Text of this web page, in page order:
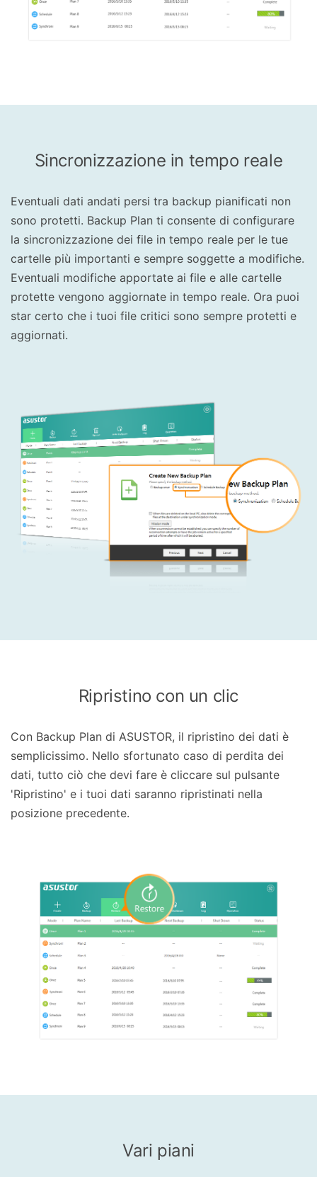
Sincronizzazione in tempo reale
Eventuali dati andati persi tra backup pianificati non
sono protetti. Backup Plan ti consente di configurare
la sincronizzazione dei file in tempo reale per le tue
cartelle più importanti e sempre soggette a modifiche.
Eventuali modifiche apportate ai file e alle cartelle
protette vengono aggiornate in tempo reale. Ora puoi
star certo che i tuoi file critici sono sempre protetti e
aggiornati.
Ripristino con un clic
Con Backup Plan di ASUSTOR, il ripristino dei dati è
semplicissimo. Nello sfortunato caso di perdita dei
dati, tutto ciò che devi fare è cliccare sul pulsante
'Ripristino' e i tuoi dati saranno ripristinati nella
posizione precedente.
Vari piani